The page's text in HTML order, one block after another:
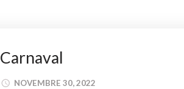
Carnaval
NOVEMBRE 30, 2022